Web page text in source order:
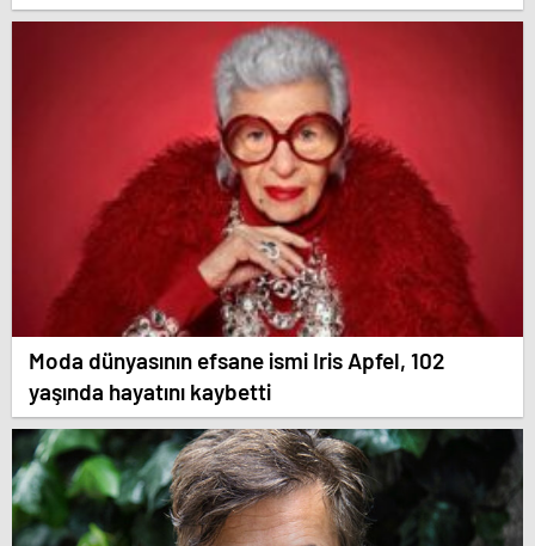
Moda dünyasının efsane ismi Iris Apfel, 102
yaşında hayatını kaybetti